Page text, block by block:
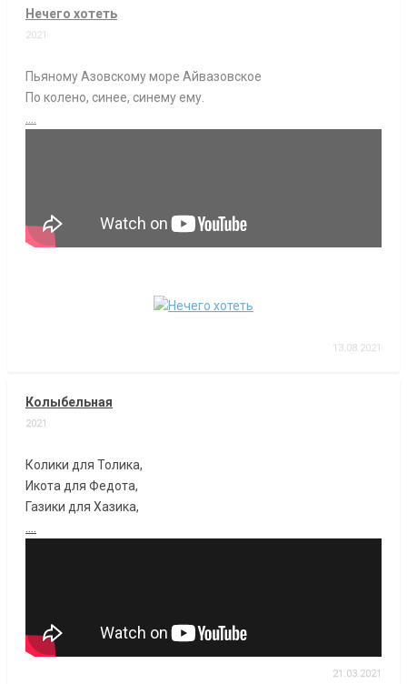
Нечего хотеть
2021
Пьяному Азовскому море Айвазовское
По колено, синее, синему ему.
13.08.2021
Колыбельная
2021
Колики для Толика,
Икота для Федота,
Газики для Хазика,
21.03.2021